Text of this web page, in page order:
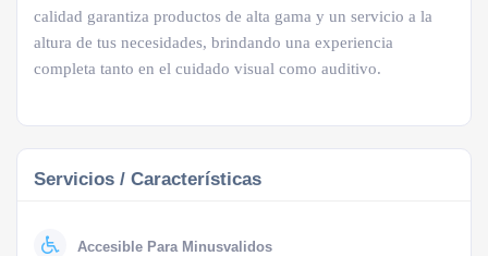
calidad garantiza productos de alta gama y un servicio a la
altura de tus necesidades, brindando una experiencia
completa tanto en el cuidado visual como auditivo.
Servicios / Características
Accesible Para Minusvalidos